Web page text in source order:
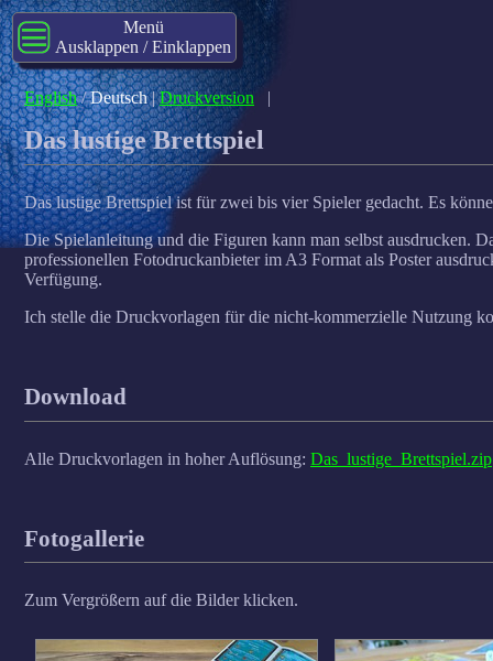
Menü
Ausklappen / Einklappen
English/Deutsch|Druckversion |
Das lustige Brettspiel
Das lustige Brettspiel ist für zwei bis vier Spieler gedacht. Es
Die Spielanleitung und die Figuren kann man selbst ausdrucken.
professionellen Fotodruckanbieter im A3 Format als Poster
Verfügung.
Ich stelle die Druckvorlagen für die nicht-kommerzielle Nutzung
Download
Alle Druckvorlagen in hoher Auflösung: Das_lustige_Brettspiel.zip
Fotogallerie
Zum Vergrößern auf die Bilder klicken.